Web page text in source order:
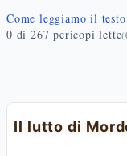
Come leggiamo il testo
0 di 267 pericopi lette(